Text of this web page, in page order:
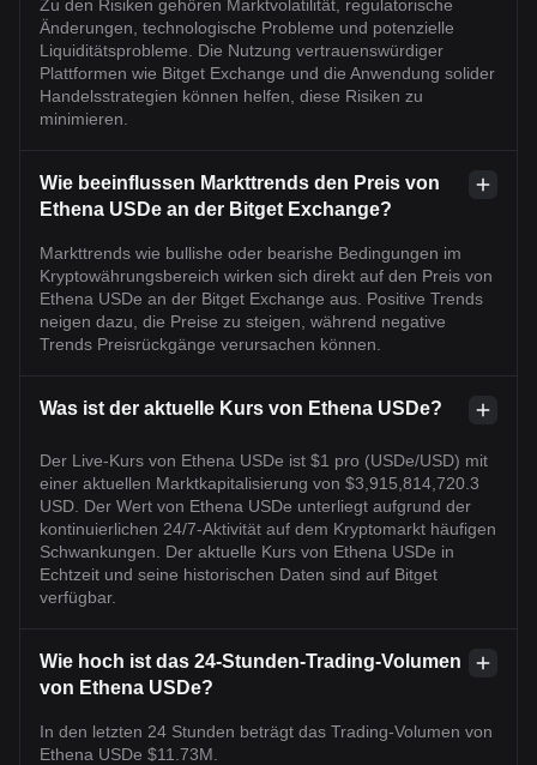
Zu den Risiken gehören Marktvolatilität, regulatorische
Änderungen, technologische Probleme und potenzielle
Liquiditätsprobleme. Die Nutzung vertrauenswürdiger
Plattformen wie Bitget Exchange und die Anwendung solider
Handelsstrategien können helfen, diese Risiken zu
minimieren.
Wie beeinflussen Markttrends den Preis von
Ethena USDe an der Bitget Exchange?
Markttrends wie bullishe oder bearishe Bedingungen im
Kryptowährungsbereich wirken sich direkt auf den Preis von
Ethena USDe an der Bitget Exchange aus. Positive Trends
neigen dazu, die Preise zu steigen, während negative
Trends Preisrückgänge verursachen können.
Was ist der aktuelle Kurs von Ethena USDe?
Der Live-Kurs von Ethena USDe ist $1 pro (USDe/USD) mit
einer aktuellen Marktkapitalisierung von $3,915,814,720.3
USD. Der Wert von Ethena USDe unterliegt aufgrund der
kontinuierlichen 24/7-Aktivität auf dem Kryptomarkt häufigen
Schwankungen. Der aktuelle Kurs von Ethena USDe in
Echtzeit und seine historischen Daten sind auf Bitget
verfügbar.
Wie hoch ist das 24-Stunden-Trading-Volumen
von Ethena USDe?
In den letzten 24 Stunden beträgt das Trading-Volumen von
Ethena USDe $11.73M.